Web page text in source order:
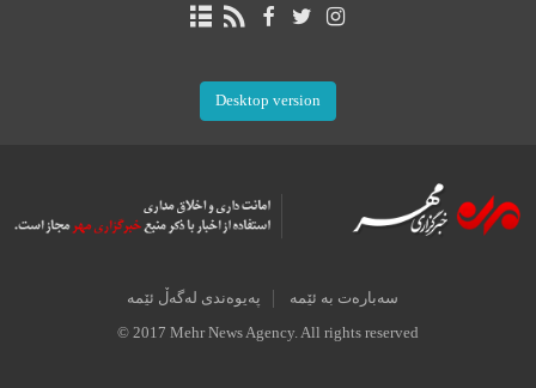
Desktop version
سەبارەت بە ئێمە پەیوەندی لەگەڵ ئێمە
© 2017 Mehr News Agency. All rights reserved